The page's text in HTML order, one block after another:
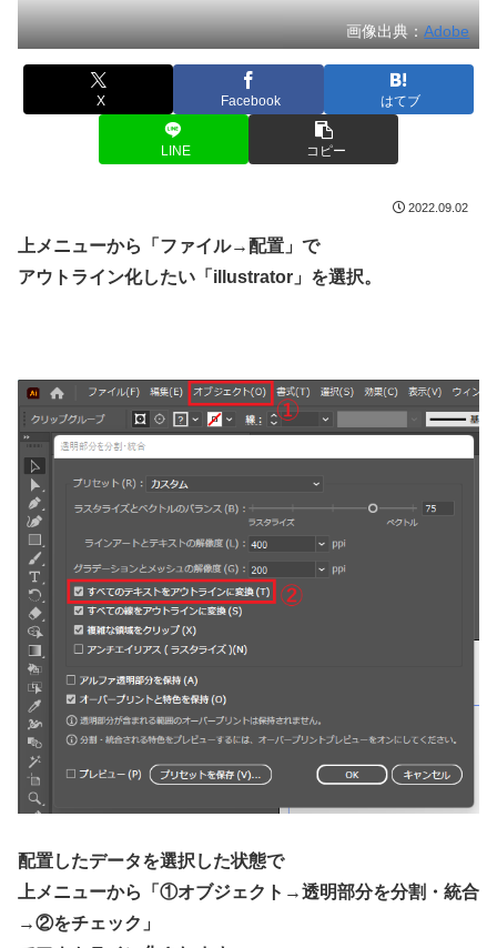
画像出典：Adobe
X Facebook はてブ
LINE コピー
2022.09.02
上メニューから「ファイル→配置」で
アウトライン化したい「illustrator」を選択。
配置したデータを選択した状態で
上メニューから「①オブジェクト→透明部分を分割・統合
→②をチェック」